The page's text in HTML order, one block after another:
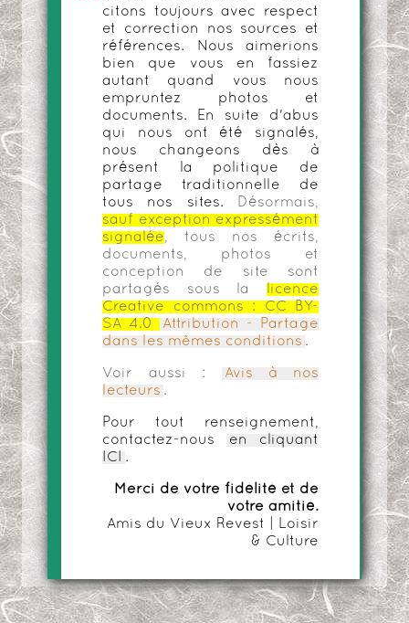
citons toujours avec respect
et correction nos sources et
références. Nous aimerions
bien que vous en fassiez
autant quand vous nous
empruntez photos et
documents. En suite d'abus
qui nous ont été signalés,
nous changeons dès à
présent la politique de
partage traditionnelle de
tous nos sites.
Désormais,
sauf exception expressément
signalée, tous nos écrits,
documents, photos et
conception de site sont
partagés sous la
licence
Creative commons :
CC BY-
SA 4.0
Attribution - Partage
dans les mêmes conditions .
Voir aussi :
Avis à nos
lecteurs .
Pour tout renseignement,
contactez-nous
en cliquant
ICI
.
Merci de votre fidélité et de
votre amitié.
Amis du Vieux Revest | Loisir
& Culture